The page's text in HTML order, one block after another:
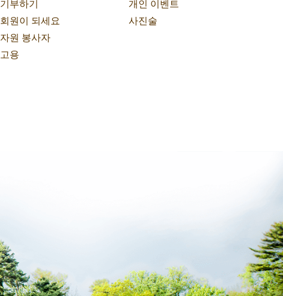
기부하기
회원이 되세요
자원 봉사자
고용
개인 이벤트
사진술